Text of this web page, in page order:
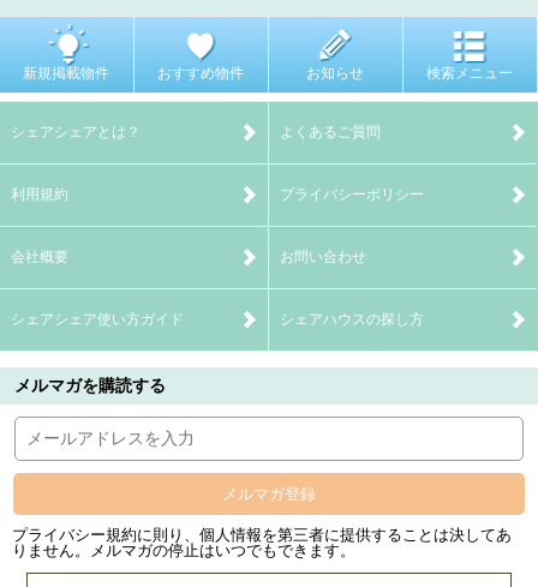
新規掲載物件 おすすめ物件 お知らせ 検索メニュー
シェアシェアとは？ よくあるご質問
利用規約 プライバシーポリシー
会社概要 お問い合わせ
シェアシェア使い方ガイド シェアハウスの探し方
メルマガを購読する
メルマガ登録
プライバシー規約に則り、個人情報を第三者に提供することは決してあ
りません。メルマガの停止はいつでもできます。